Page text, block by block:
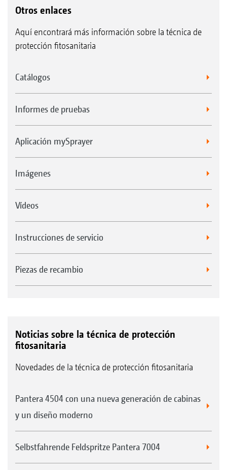
Otros enlaces
Aquí encontrará más información sobre la técnica de
protección fitosanitaria
Catálogos
Informes de pruebas
Aplicación mySprayer
Imágenes
Vídeos
Instrucciones de servicio
Piezas de recambio
Noticias sobre la técnica de protección
fitosanitaria
Novedades de la técnica de protección fitosanitaria
Pantera 4504 con una nueva generación de cabinas
y un diseño moderno
Selbstfahrende Feldspritze Pantera 7004